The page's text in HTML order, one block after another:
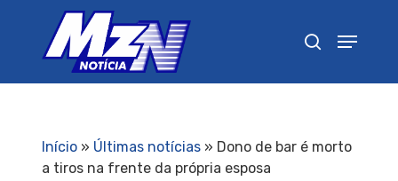
Início» Últimas notícias» Dono de bar é morto
a tiros na frente da própria esposa